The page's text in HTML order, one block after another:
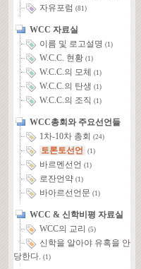
자유포럼 (81)
WCC 자료실
이름 및 로고설명 (1)
W.C.C. 현황 (1)
W.C.C.의 모체 (1)
W.C.C.의 탄생 (1)
W.C.C.의 조직 (1)
WCC총회와 주요선언들
1차-10차 총회 (24)
토론토선언 (1)
바르멘선언 (1)
로잔언약 (1)
바아르선언문 (1)
WCC & 신학비평 자료실
WCC의 교리
(5)
신학을 알아야 유혹을 안
당한다. (1)